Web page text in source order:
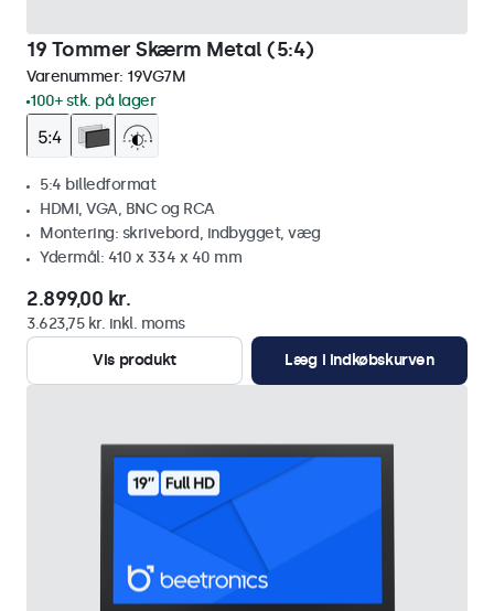
19 Tommer Skærm Metal (5:4)
Varenummer: 19VG7M
100+ stk. på lager
5:4 billedformat
HDMI, VGA, BNC og RCA
Montering: skrivebord, indbygget, væg
Ydermål: 410 x 334 x 40 mm
2.899,00 kr.
3.623,75 kr. inkl. moms
Vis produkt
Læg i indkøbskurven